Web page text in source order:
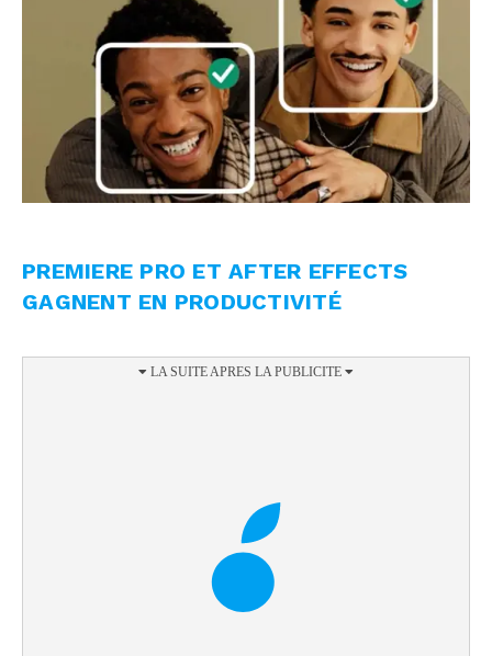
PREMIERE PRO ET AFTER EFFECTS
GAGNENT EN PRODUCTIVITÉ